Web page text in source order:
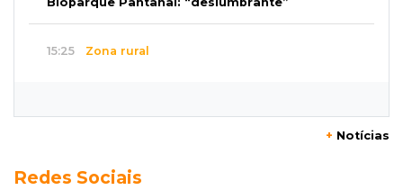
15:25 Zona rural
Suspeito de participar de sequestro de bebê é
+ Notícias
Redes Sociais